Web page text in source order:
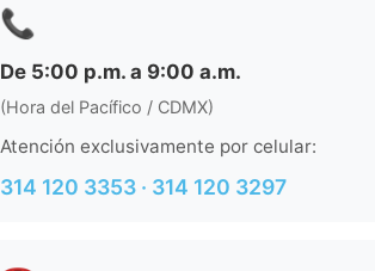
📞
De 5:00 p.m. a 9:00 a.m.
(Hora del Pacífico / CDMX)
Atención exclusivamente por celular:
314 120 3353 · 314 120 3297